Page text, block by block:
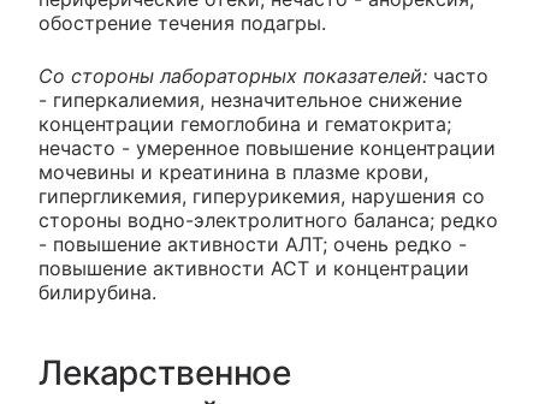
обострение течения подагры.
Со стороны лабораторных показателей: часто
- гиперкалиемия, незначительное снижение
концентрации гемоглобина и гематокрита;
нечасто - умеренное повышение концентрации
мочевины и креатинина в плазме крови,
гипергликемия, гиперурикемия, нарушения со
стороны водно-электролитного баланса; редко
- повышение активности АЛТ; очень редко -
повышение активности ACT и концентрации
билирубина.
Лекарственное